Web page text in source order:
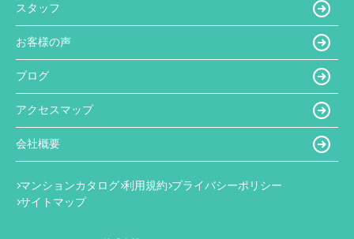
スタッフ
お客様の声
ブログ
アクセスマップ
会社概要
マンションカタログ 利用規約 プライバシーポリシー
サイトマップ